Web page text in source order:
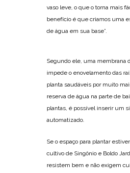
vaso leve, o que o torna mais
benefício é que criamos uma
de água em sua base”.
Segundo ele, uma membrana
impede o enovelamento das
planta saudáveis por muito
reserva de água na parte de
plantas, é possível inserir um
automatizado.
Se o espaço para plantar
cultivo de Singônio e Boldo
resistem bem e não exigem